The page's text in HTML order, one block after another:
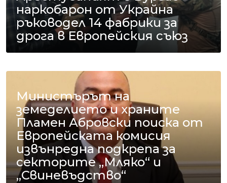
наркобарон от Украйна
ръководел 14 фабрики за
дрога в Европейския съюз
Министърът на
земеделието и храните
Пламен Абровски поиска от
Европейската комисия
извънредна подкрепа за
секторите „Мляко“ и
„Свиневъдство“